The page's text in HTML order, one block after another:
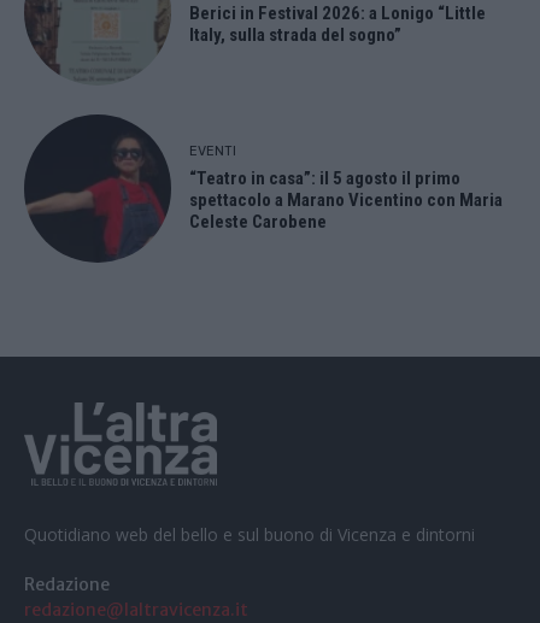
Berici in Festival 2026: a Lonigo “Little
Italy, sulla strada del sogno”
EVENTI
“Teatro in casa”: il 5 agosto il primo
spettacolo a Marano Vicentino con Maria
Celeste Carobene
Quotidiano web del bello e sul buono di Vicenza e dintorni
Redazione
redazione@laltravicenza.it